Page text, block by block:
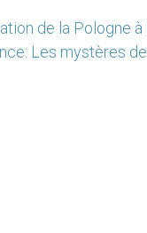
de la Pologne à
Les mystères